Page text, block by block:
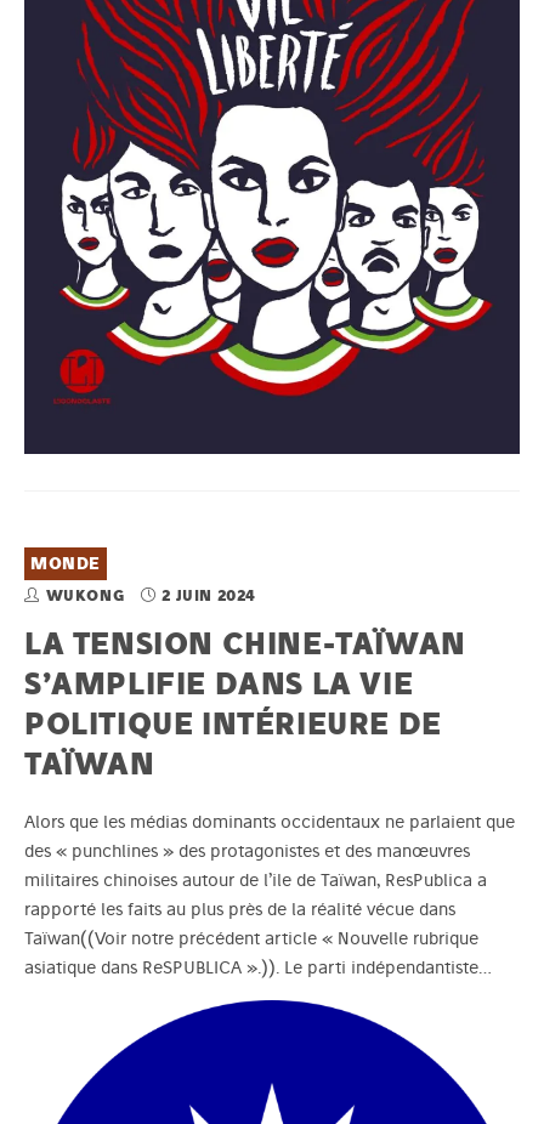
MONDE
WUKONG 2 JUIN 2024
LA TENSION CHINE-TAÏWAN
S’AMPLIFIE DANS LA VIE
POLITIQUE INTÉRIEURE DE
TAÏWAN
Alors que les médias dominants occidentaux ne parlaient que
des « punchlines » des protagonistes et des manœuvres
militaires chinoises autour de l’ile de Taïwan, ResPublica a
rapporté les faits au plus près de la réalité vécue dans
Taïwan((Voir notre précédent article « Nouvelle rubrique
asiatique dans ReSPUBLICA ».)). Le parti indépendantiste…